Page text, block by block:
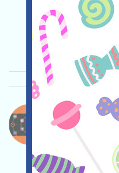
享碼！
关联: 需申请
重要程度:
Caldera-
Caldera正在空
是他們的早期
特定項目或特